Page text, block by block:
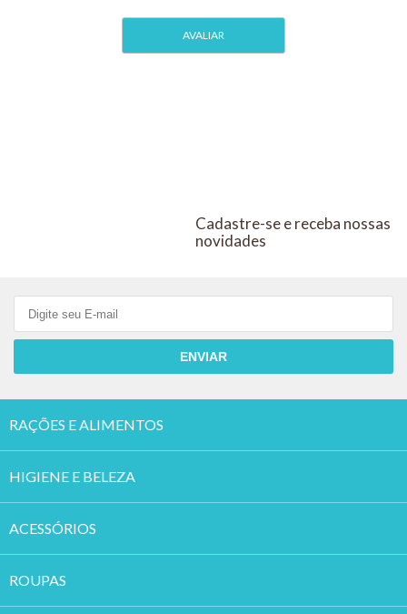
Dureza
Cadastre-se e receba nossas
novidades
ENVIAR
RAÇÕES E ALIMENTOS
HIGIENE E BELEZA
ACESSÓRIOS
ROUPAS